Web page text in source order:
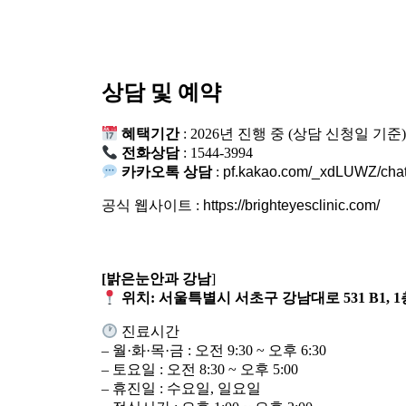
상담 및 예약
혜택기간: 2026년 진행 중 (상담 신청일 기준)
전화상담: 1544-3994
카카오톡 상담: pf.kakao.com/_xdLUWZ/
공식 웹사이트 : https://brighteyesclinic.com/
[밝은눈안과 강남]
위치:서울특별시 서초구 강남대로 531 B1, 1
진료시간
– 월·화·목·금 : 오전 9:30 ~ 오후 6:30
– 토요일 : 오전 8:30 ~ 오후 5:00
– 휴진일 : 수요일, 일요일